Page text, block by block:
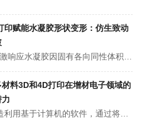
印赋能水凝胶形状变形：仿生致动
料3D和4D打印在增材电子领域的